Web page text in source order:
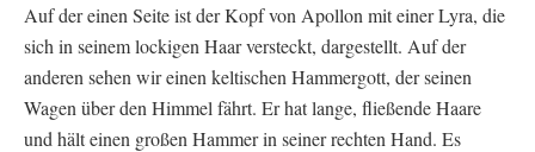
Auf der einen Seite ist der Kopf von Apollon mit einer Lyra, die
sich in seinem lockigen Haar versteckt, dargestellt. Auf der
anderen sehen wir einen keltischen Hammergott, der seinen
Wagen über den Himmel fährt. Er hat lange, fließende Haare
und hält einen großen Hammer in seiner rechten Hand. Es